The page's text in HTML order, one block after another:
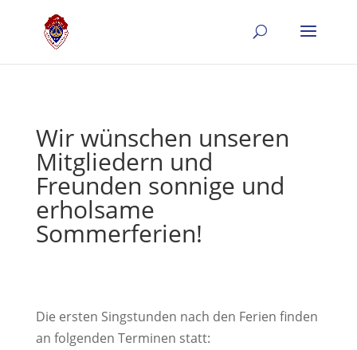
Wir wünschen unseren
Mitgliedern und
Freunden sonnige und
erholsame
Sommerferien!
Die ersten Singstunden nach den Ferien finden
an folgenden Terminen statt: